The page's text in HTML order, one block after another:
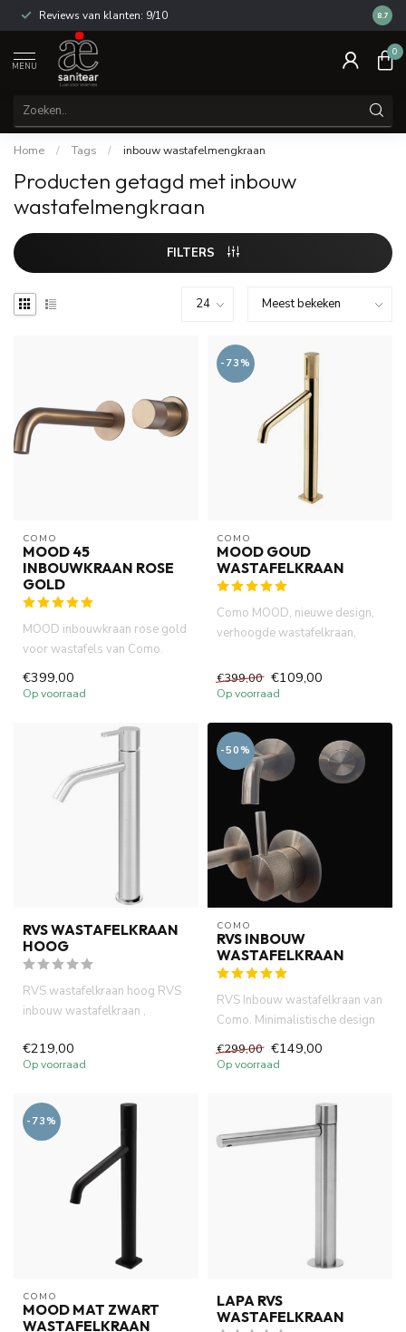
Reviews van klanten: 9/10 14
8.7
MENU
0
Home / Tags / inbouw wastafelmengkraan
Producten getagd met inbouw
wastafelmengkraan
FILTERS
COMO
MOOD 45
INBOUWKRAAN ROSE
GOLD
MOOD inbouwkraan rose gold
voor wastafels van Como.
Geborsteld diep messing
kleu...
€399,00
Op voorraad
-73%
COMO
MOOD GOUD
WASTAFELKRAAN
Como MOOD, nieuwe design,
verhoogde wastafelkraan,
kleu...
€399,00 €109,00
Op voorraad
RVS WASTAFELKRAAN
HOOG
RVS wastafelkraan hoog RVS
inbouw wastafelkraan ,
hoogeerwaa...
€219,00
Op voorraad
-50%
COMO
RVS INBOUW
WASTAFELKRAAN
RVS Inbouw wastafelkraan van
Como. Minimalistische design
hendel met geribbeld ...
€299,00 €149,00
Op voorraad
-73%
COMO
MOOD MAT ZWART
WASTAFELKRAAN
LAPA RVS
WASTAFELKRAAN